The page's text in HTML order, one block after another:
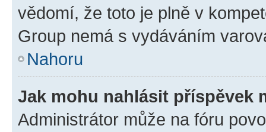
vědomí, že toto je plně v
Group nemá s vydáváním
Nahoru
Jak mohu nahlásit příspěvek
Administrátor může na fóru